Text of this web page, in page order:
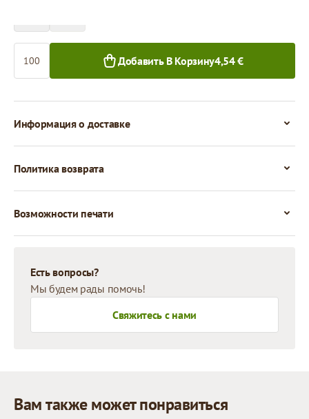
Добавить В Корзину4,54 €
Информация о доставке
Политика возврата
Возможности печати
Есть вопросы?
Мы будем рады помочь!
Свяжитесь с нами
Вам также может понравиться